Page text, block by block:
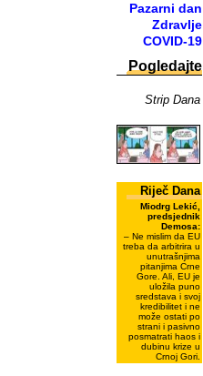
Pazarni dan
Zdravlje
COVID-19
Pogledajte
Strip Dana
Riječ Dana
Miodrg Lekić,
predsjednik
Demosa:
– Ne mislim da EU
treba da arbitrira u
unutrašnjima
pitanjima Crne
Gore. Ali, EU je
uložila puno
sredstava i svoj
kredibilitet i ne
može ostati po
strani i pasivno
posmatrati haos i
dubinu krize u
Crnoj Gori.